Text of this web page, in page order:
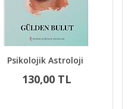
Psikolojik Astroloji
130,00 TL